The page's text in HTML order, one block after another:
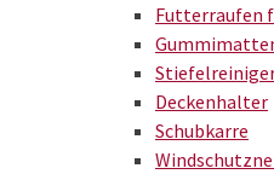
Futterraufen
Deckenhalter
Schubkarre